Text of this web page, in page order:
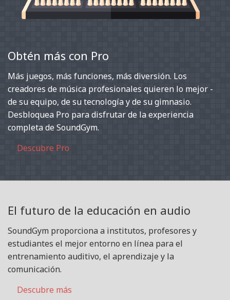
Obtén más con Pro
Más juegos, más funciones, más diversión. Los
creadores de música profesionales quieren lo mejor -
de su equipo, de su tecnología y de su gimnasio.
Desbloquea Pro para disfrutar de la experiencia
completa de SoundGym.
Descubre Pro
El futuro de la educación en audio
SoundGym proporciona a institutos, profesores y
estudiantes el mejor entorno en línea para el
entrenamiento auditivo, el aprendizaje y la
comunicación.
Descubre más